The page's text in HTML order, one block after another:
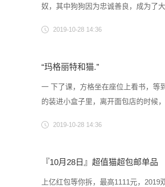
奴，其中狗狗因为忠诚善良，成为了
炕，最后一只赛大象。凡......
2019-10-28 14:36
“玛格丽特和猫.”
一 下了课，方格坐在座位上看书，等
的装进小盒子里，离开面包店的时候
里探出一只小小的橘......
2019-10-28 14:36
『10月28日』超值猫超包邮单品
上亿红包等你拆，最高1111元，